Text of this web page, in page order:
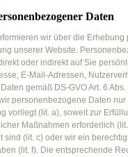
Daten
wir über die
unserer Website.
oder indirekt auf Sie
E-Mail-Adressen,
gemäß DS-GVO Art. 6
personenbezogene Daten
vorliegt (lit. a), soweit zur
Maßnahmen erforderlich
sind (lit. c) oder wir ein
(lit. f). Die entsprechende